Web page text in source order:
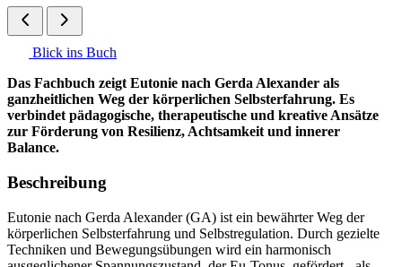
Blick ins Buch
Das Fachbuch zeigt Eutonie nach Gerda Alexander als
ganzheitlichen Weg der körperlichen Selbsterfahrung. Es
verbindet pädagogische, therapeutische und kreative Ansätze
zur Förderung von Resilienz, Achtsamkeit und innerer
Balance.
Beschreibung
Eutonie nach Gerda Alexander (GA) ist ein bewährter Weg der
körperlichen Selbsterfahrung und Selbstregulation. Durch gezielte
Techniken und Bewegungsübungen wird ein harmonisch